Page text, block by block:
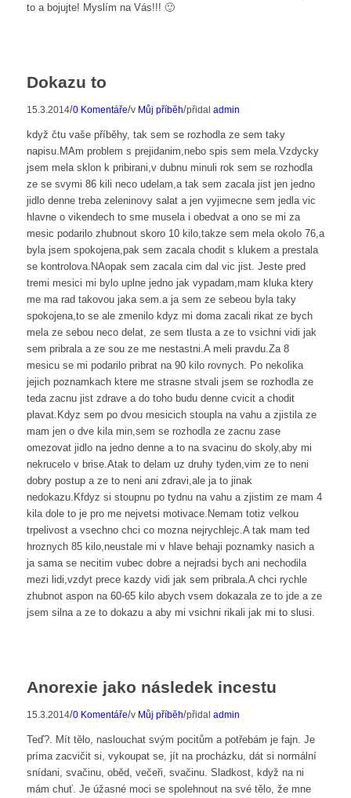
to a bojujte! Myslím na Vás!!! 🙂
Dokazu to
15.3.2014/0 Komentáře/v Můj příběh/přidal admin
když čtu vaše příběhy, tak sem se rozhodla ze sem taky
napisu.MAm problem s prejidanim,nebo spis sem mela.Vzdycky
jsem mela sklon k pribirani,v dubnu minuli rok sem se rozhodla
ze se svymi 86 kili neco udelam,a tak sem zacala jist jen jedno
jidlo denne treba zeleninovy salat a jen vyjimecne sem jedla vic
hlavne o vikendech to sme musela i obedvat a ono se mi za
mesic podarilo zhubnout skoro 10 kilo,takze sem mela okolo 76,a
byla jsem spokojena,pak sem zacala chodit s klukem a prestala
se kontrolova.NAopak sem zacala cim dal vic jist. Jeste pred
tremi mesici mi bylo uplne jedno jak vypadam,mam kluka ktery
me ma rad takovou jaka sem.a ja sem ze sebeou byla taky
spokojena,to se ale zmenilo kdyz mi doma zacali rikat ze bych
mela ze sebou neco delat, ze sem tlusta a ze to vsichni vidi jak
sem pribrala a ze sou ze me nestastni.A meli pravdu.Za 8
mesicu se mi podarilo pribrat na 90 kilo rovnych. Po nekolika
jejich poznamkach ktere me strasne stvali jsem se rozhodla ze
teda zacnu jist zdrave a do toho budu denne cvicit a chodit
plavat.Kdyz sem po dvou mesicich stoupla na vahu a zjistila ze
mam jen o dve kila min,sem se rozhodla ze zacnu zase
omezovat jidlo na jedno denne a to na svacinu do skoly,aby mi
nekrucelo v brise.Atak to delam uz druhy tyden,vim ze to neni
dobry postup a ze to neni ani zdravi,ale ja to jinak
nedokazu.Kfdyz si stoupnu po tydnu na vahu a zjistim ze mam 4
kila dole to je pro me nejvetsi motivace.Nemam totiz velkou
trpelivost a vsechno chci co mozna nejrychlejc.A tak mam ted
hroznych 85 kilo,neustale mi v hlave behaji poznamky nasich a
ja sama se necitim vubec dobre a nejradsi bych ani nechodila
mezi lidi,vzdyt prece kazdy vidi jak sem pribrala.A chci rychle
zhubnot aspon na 60-65 kilo abych vsem dokazala ze to jde a ze
jsem silna a ze to dokazu a aby mi vsichni rikali jak mi to slusi.
Anorexie jako následek incestu
15.3.2014/0 Komentáře/v Můj příběh/přidal admin
Teď?. Mít tělo, naslouchat svým pocitům a potřebám je fajn. Je
príma zacvičit si, vykoupat se, jít na procházku, dát si normální
snídani, svačinu, oběd, večeři, svačinu. Sladkost, když na ni
mám chuť. Je úžasné moci se spolehnout na své tělo, že mne